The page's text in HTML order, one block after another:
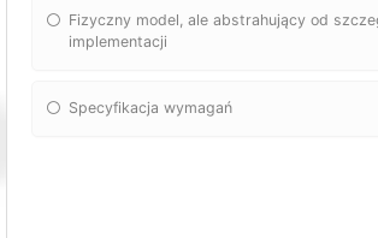
Fizyczny model, ale abstrahujący od
implementacji
Specyfikacja wymagań